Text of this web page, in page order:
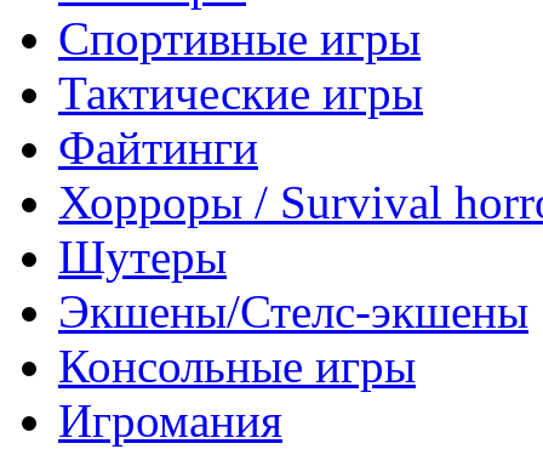
Спортивные игры
Тактические игры
Файтинги
Хорроры / Survival
Шутеры
Экшены/Стелс-экшены
Консольные игры
Игромания